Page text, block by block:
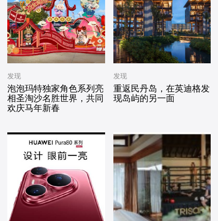
发现
泡泡玛特独家角色系列亮
相圣淘沙名胜世界，共同
欢庆马年新春
发现
重返民丹岛，在英迪格发
现岛屿的另一面